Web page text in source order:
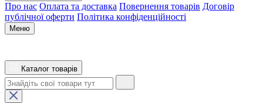
Про нас Оплата та доставка Повернення товарів Договір
публічної оферти Політика конфіденційності
Меню
Каталог товарів